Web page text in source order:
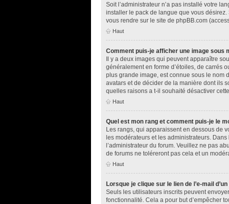
Soit l’administrateur n’a pas installé votre
installer le pack de langue que vous
vous rendre sur le site de phpBB.com
Haut
Comment puis-je afficher une image sous
Il y a deux images qui peuvent apparaître
généralement en forme d’étoiles, de carrés
plus grande image, est connue sous le nom
avatars et de décider de la manière dont ils
quelles raisons a t-il souhaité désactiver
Haut
Quel est mon rang et comment puis-je le
Les rangs, qui apparaissent en dessous de
les modérateurs et les administrateurs.
l’administrateur du forum. Veuillez ne pas
de forums ne toléreront pas cela et un
Haut
Lorsque je clique sur le lien de l’e-mail
Seuls les utilisateurs inscrits peuvent
fonctionnalité. Cela a pour but d’empêcher